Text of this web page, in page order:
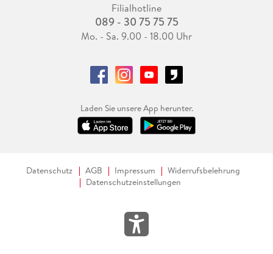
Filialhotline
089 - 30 75 75 75
Mo. - Sa. 9.00 - 18.00 Uhr
Laden Sie unsere App herunter.
Datenschutz AGB Impressum
Widerrufsbelehrung
Datenschutzeinstellungen